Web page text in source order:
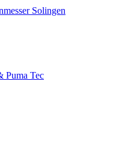
Solingen
Puma Tec